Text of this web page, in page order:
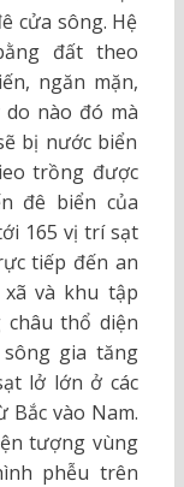
cửa sông. Hệ
đất theo
ngăn mặn,
nào đó mà
bị nước biển
trồng được
đê biển của
165 vị trí sạt
tiếp đến an
và khu tập
thổ diện
gia tăng
lở lớn ở các
vào Nam.
tượng vùng
phễu trên